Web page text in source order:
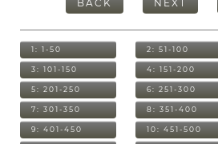
BACK NEXT
1: 1-50 2: 51-100
3: 101-150 4: 151-200
5: 201-250 6: 251-300
7: 301-350 8: 351-400
9: 401-450 10: 451-500